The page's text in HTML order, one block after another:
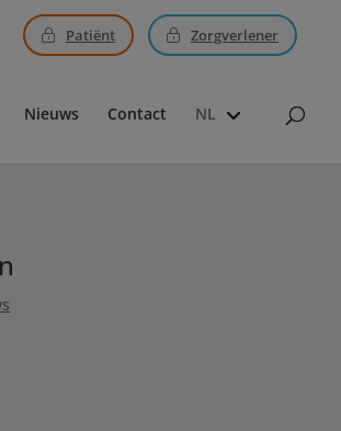
Patiënt Zorgverlener
Nieuws Contact NL